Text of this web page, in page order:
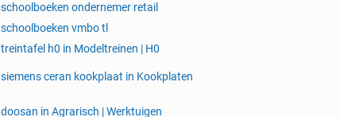
schoolboeken ondernemer retail
schoolboeken vmbo tl
treintafel h0 in Modeltreinen | H0
siemens ceran kookplaat in Kookplaten
doosan in Agrarisch | Werktuigen